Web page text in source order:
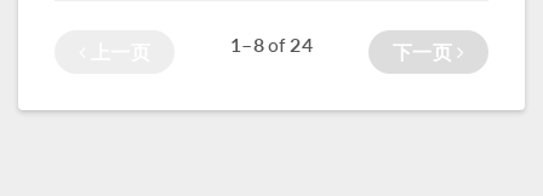
1–8of24 下一页